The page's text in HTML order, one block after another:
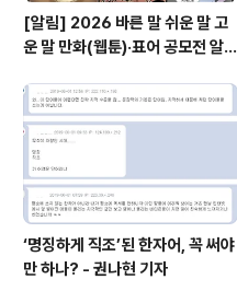
[알림] 2026 바른 말 쉬운 말 고
운 말 만화(웹툰)·표어 공모전 알림
‘명징하게 직조’된 한자어, 꼭 써야
만 하나? - 권나현 기자